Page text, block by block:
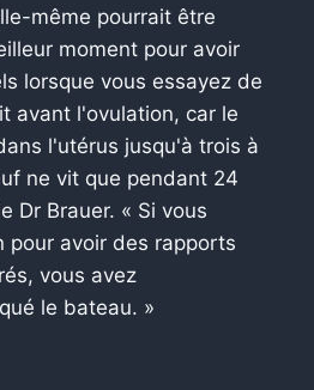
même pourrait être
moment pour avoir
lorsque vous essayez de
avant l'ovulation, car le
l'utérus jusqu'à trois à
ne vit que pendant 24
Dr Brauer. « Si vous
pour avoir des rapports
vous avez
le bateau. »